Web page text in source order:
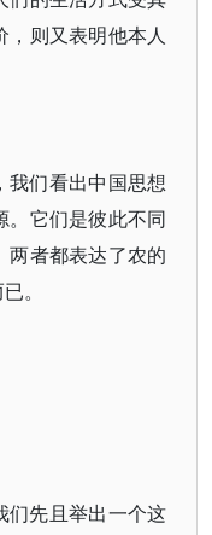
则又表明他本人
我们看出中国思想
。它们是彼此不同
两者都表达了农的
。
们先且举出一个这